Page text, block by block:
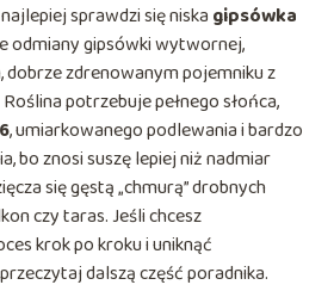
sprawdzi się niska gipsówka
odmiany gipsówki wytwornej,
dobrze zdrenowanym pojemniku z
potrzebuje pełnego słońca,
, umiarkowanego podlewania i bardzo
bo znosi suszę lepiej niż nadmiar
się gęstą „chmurą” drobnych
czy taras. Jeśli chcesz
krok po kroku i uniknąć
dalszą część poradnika.